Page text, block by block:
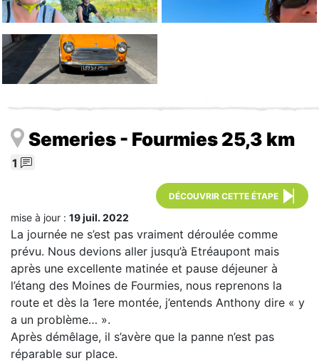
Semeries - Fourmies 25,3 km
1
DÉCOUVRIR CETTE ÉTAPE
mise à jour : 19 juil. 2022
La journée ne s’est pas vraiment déroulée comme
prévu. Nous devions aller jusqu’à Etréaupont mais
après une excellente matinée et pause déjeuner à
l’étang des Moines de Fourmies, nous reprenons la
route et dès la 1ere montée, j’entends Anthony dire « y
a un problème… ».
Après démêlage, il s’avère que la panne n’est pas
réparable sur place.